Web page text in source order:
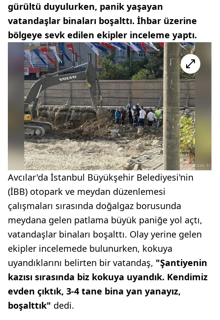
gürültü duyulurken, panik yaşayan
vatandaşlar binaları boşalttı. İhbar üzerine
bölgeye sevk edilen ekipler inceleme yaptı.
Avcılar'da İstanbul Büyükşehir Belediyesi'nin
(İBB) otopark ve meydan düzenlemesi
çalışmaları sırasında doğalgaz borusunda
meydana gelen patlama büyük paniğe yol açtı,
vatandaşlar binaları boşalttı. Olay yerine gelen
ekipler incelemede bulunurken, kokuya
uyandıklarını belirten bir vatandaş, "Şantiyenin
kazısı sırasında biz kokuya uyandık. Kendimiz
evden çıktık, 3-4 tane bina yan yanayız,
boşalttık" dedi.